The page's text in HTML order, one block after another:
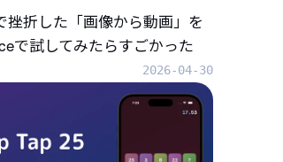
挫折した「画像から動画」を
で試してみたらすごかった
2026-04-30